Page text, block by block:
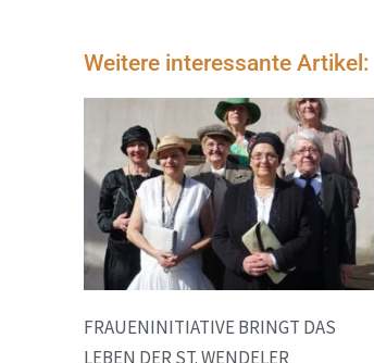
Weitere interessante Artikel:
FRAUENINITIATIVE BRINGT DAS
LEBEN DER ST. WENDELER